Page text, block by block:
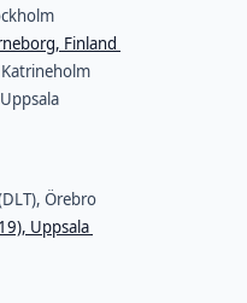
Finland
Örebro
Uppsala